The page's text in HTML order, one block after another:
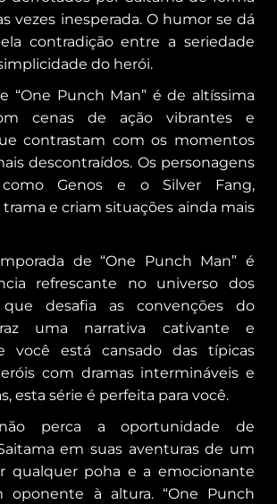
vezes inesperada. O humor se dá
contradição entre a seriedade
do herói.
“One Punch Man” é de altíssima
cenas de ação vibrantes e
contrastam com os momentos
descontraídos. Os personagens
como Genos e o Silver Fang,
e criam situações ainda mais
de “One Punch Man” é
refrescante no universo dos
que desafia as convenções do
uma narrativa cativante e
você está cansado das típicas
com dramas intermináveis e
esta série é perfeita para você.
perca a oportunidade de
em suas aventuras de um
qualquer poha e a emocionante
oponente à altura. “One Punch